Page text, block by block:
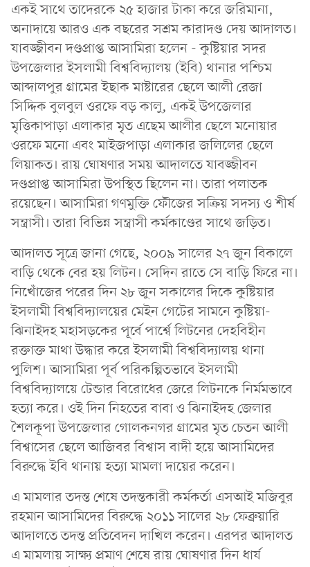
একই সাথে তাদেরকে ২৫ হাজার টাকা করে জরিমানা,
অনাদায়ে আরও এক বছরের সশ্রম কারাদণ্ড দেয় আদালত।
যাবজ্জীবন দণ্ডপ্রাপ্ত আসামিরা হলেন - কুষ্টিয়ার সদর
উপজেলার ইসলামী বিশ্ববিদ্যালয় (ইবি) থানার পশ্চিম
আব্দালপুর গ্রামের ইছাক মাষ্টারের ছেলে আলী রেজা
সিদ্দিক বুলবুল ওরফে বড় কালু, একই উপজেলার
মৃত্তিকাপাড়া এলাকার মৃত এছেম আলীর ছেলে মনোয়ার
ওরফে মনো এবং মাইজপাড়া এলাকার জলিলের ছেলে
লিয়াকত। রায় ঘোষণার সময় আদালতে যাবজ্জীবন
দণ্ডপ্রাপ্ত আসামিরা উপস্থিত ছিলেন না। তারা পলাতক
রয়েছেন। আসামিরা গণমুক্তি ফৌজের সক্রিয় সদস্য ও শীর্ষ
সন্ত্রাসী। তারা বিভিন্ন সন্ত্রাসী কর্মকাণ্ডের সাথে জড়িত।
আদালত সূত্রে জানা গেছে, ২০০৯ সালের ২৭ জুন বিকালে
বাড়ি থেকে বের হয় লিটন। সেদিন রাতে সে বাড়ি ফিরে না।
নিখোঁজের পরের দিন ২৮ জুন সকালের দিকে কুষ্টিয়ার
ইসলামী বিশ্ববিদ্যালয়ের মেইন গেটের সামনে কুষ্টিয়া-
ঝিনাইদহ মহাসড়কের পূর্বে পার্শ্বে লিটনের দেহবিহীন
রক্তাক্ত মাথা উদ্ধার করে ইসলামী বিশ্ববিদ্যালয় থানা
পুলিশ। আসামিরা পূর্ব পরিকল্পিতভাবে ইসলামী
বিশ্ববিদ্যালয়ে টেন্ডার বিরোধের জেরে লিটনকে নির্মমভাবে
হত্যা করে। ওই দিন নিহতের বাবা ও ঝিনাইদহ জেলার
শৈলকূপা উপজেলার গোলকনগর গ্রামের মৃত চেতন আলী
বিশ্বাসের ছেলে আজিবর বিশ্বাস বাদী হয়ে আসামিদের
বিরুদ্ধে ইবি থানায় হত্যা মামলা দায়ের করেন।
এ মামলার তদন্ত শেষে তদন্তকারী কর্মকর্তা এসআই মজিবুর
রহমান আসামিদের বিরুদ্ধে ২০১১ সালের ২৮ ফেব্রুয়ারি
আদালতে তদন্ত প্রতিবেদন দাখিল করেন। এরপর আদালত
এ মামলায় সাক্ষ্য প্রমাণ শেষে রায় ঘোষণার দিন ধার্য